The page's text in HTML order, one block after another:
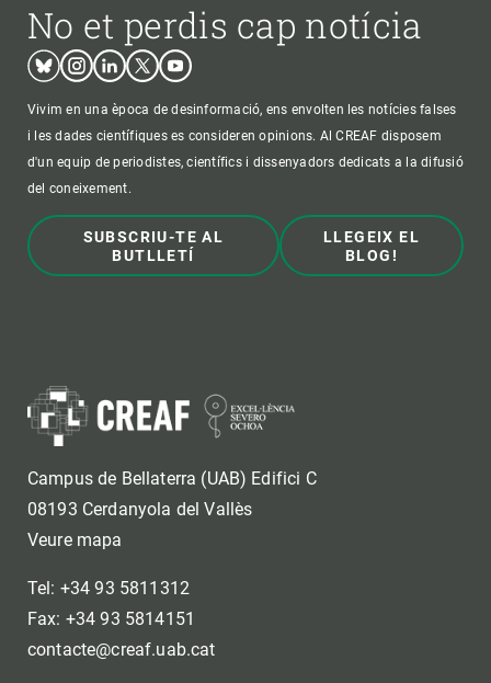
No et perdis cap notícia
BlueskyInstagram
LinkedinTwitterYoutube
Vivim en una època de desinformació, ens envolten les notícies falses
i les dades científiques es consideren opinions. Al CREAF disposem
d'un equip de periodistes, científics i dissenyadors dedicats a la difusió
del coneixement.
SUBSCRIU-TE AL
BUTLLETÍ
LLEGEIX EL
BLOG!
Campus de Bellaterra (UAB) Edifici C
08193 Cerdanyola del Vallès
Veure mapa
Tel: +34 93 5811312
Fax: +34 93 5814151
contacte@creaf.uab.cat